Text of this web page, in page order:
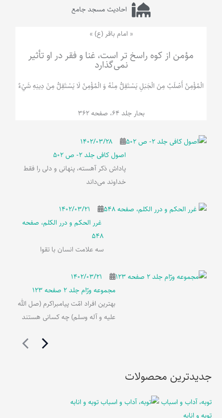
احادیث مسجد جامع
« امام باقر (ع) »
مؤمن از کوه راسخ تر است، غنا و فقر در او تأثیر
نمی‌گذارد
الْمُؤْمِنُ‌ أَصْلَبُ‌ مِنَ‌ الْجَبَلِ‌ یَسْتَقِلُّ مِنْهُ وَ الْمُؤْمِنُ لَا يَسْتَقِلُّ مِنْ دِينِهِ شَيْ‌ءٌ
بحار جلد 64، صفحه 362
۱۴۰۲/۰۳/۲۸
اصول کافی جلد 2- ص 502
پاداش ذکر آهسته، پنهانی و دلی را فقط
خداوند می‌داند
۱۴۰۲/۰۳/۲۱
غرر الحکم و درر الکلم، صفحه
548
سه علامت انسان با تقوا
۱۴۰۲/۰۳/۲۱
مجموعه ورّام جلد 2 صفحه 123
بهترین افراد امّت پیامبراکرم (صل الله
علیه و آله وسلم) چه کسانی هستند
جدیدترین محصولات
توبه، آداب و اسباب
توبه و انابه